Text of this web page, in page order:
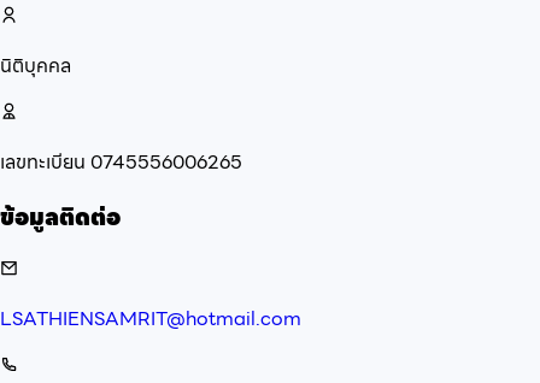
นิติบุคคล
เลขทะเบียน 0745556006265
ข้อมูลติดต่อ
LSATHIENSAMRIT@hotmail.com